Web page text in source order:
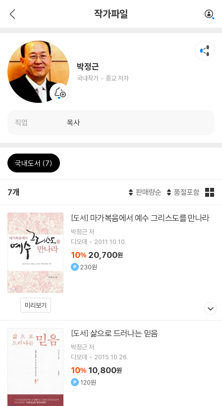
작가파일
박정근
국내작가 종교 저자
직업 목사
국내도서 (7)
7개 판매량순 품절포함
미리보기
[도서] 마가복음에서 예수 그리스도를 만나라
박정근저
디모데
2011.10.10.
10% 20,700원
230원
[도서] 삶으로 드러나는 믿음
박정근저
디모데
2015.10.26.
10% 10,800원
120원